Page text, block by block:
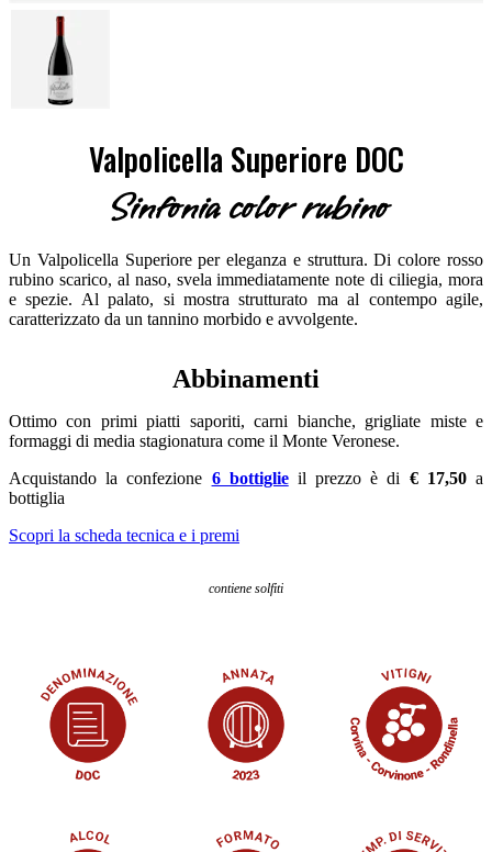
Valpolicella Superiore DOC
Sinfonia color rubino
Un Valpolicella Superiore per eleganza e struttura. Di colore rosso
rubino scarico, al naso, svela immediatamente note di ciliegia, mora
e spezie. Al palato, si mostra strutturato ma al contempo agile,
caratterizzato da un tannino morbido e avvolgente.
Abbinamenti
Ottimo con primi piatti saporiti, carni bianche, grigliate miste e
formaggi di media stagionatura come il Monte Veronese.
Acquistando la confezione 6 bottiglieil prezzo è di € 17,50a
bottiglia
Scopri la scheda tecnica e i premi
contiene solfiti